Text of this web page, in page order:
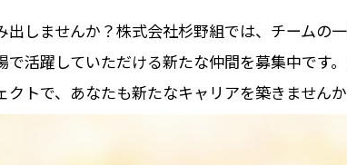
出しませんか？株式会社杉野組では、チームの
で活躍していただける新たな仲間を募集中です
トで、あなたも新たなキャリアを築きません